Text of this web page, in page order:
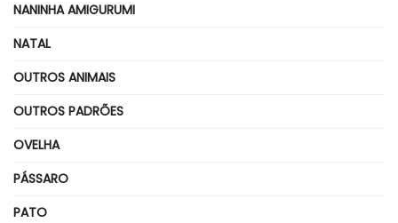
NANINHA AMIGURUMI
NATAL
OUTROS ANIMAIS
OUTROS PADRÕES
OVELHA
PÁSSARO
PATO